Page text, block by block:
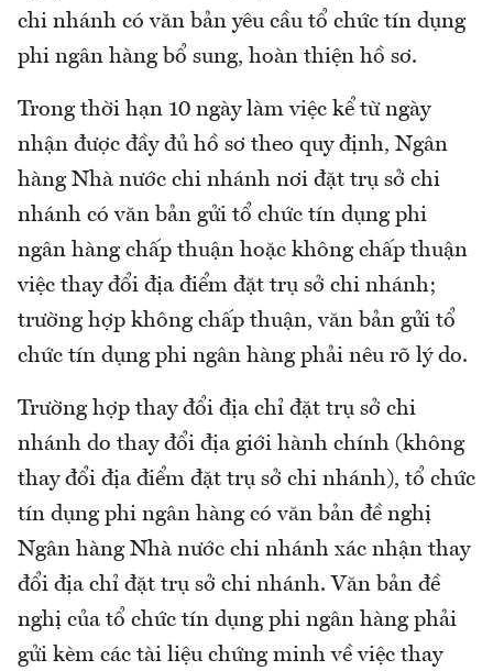
chi nhánh có văn bản yêu cầu tổ chức tín dụng
phi ngân hàng bổ sung, hoàn thiện hồ sơ.
Trong thời hạn 10 ngày làm việc kể từ ngày
nhận được đầy đủ hồ sơ theo quy định, Ngân
hàng Nhà nước chi nhánh nơi đặt trụ sở chi
nhánh có văn bản gửi tổ chức tín dụng phi
ngân hàng chấp thuận hoặc không chấp thuận
việc thay đổi địa điểm đặt trụ sở chi nhánh;
trường hợp không chấp thuận, văn bản gửi tổ
chức tín dụng phi ngân hàng phải nêu rõ lý do.
Trường hợp thay đổi địa chỉ đặt trụ sở chi
nhánh do thay đổi địa giới hành chính (không
thay đổi địa điểm đặt trụ sở chi nhánh), tổ chức
tín dụng phi ngân hàng có văn bản đề nghị
Ngân hàng Nhà nước chi nhánh xác nhận thay
đổi địa chỉ đặt trụ sở chi nhánh. Văn bản đề
nghị của tổ chức tín dụng phi ngân hàng phải
gửi kèm các tài liệu chứng minh về việc thay